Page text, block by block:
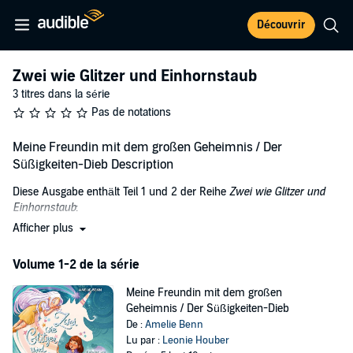
Découvrir
Zwei wie Glitzer und Einhornstaub
3 titres dans la série
Pas de notations
Meine Freundin mit dem großen Geheimnis / Der
Süßigkeiten-Dieb Description
Diese Ausgabe enthält Teil 1 und 2 der Reihe Zwei wie Glitzer und
Einhornstaub:
MEINE FREUNDIN MIT DEM GROSSEN GEHEIMNIS:
Die 9-jährige Merle kann ihr Glück kaum fassen, als Luhna ins
beste Freundin. Was Merle jedoch nicht ahnt: Luhna ist nicht nur
total cool, frech und liebt Zuckerwatte - sie hat auch ein großes
Geheimnis! Immer bei Vollmond verwandelt sie sich in ein Einhorn
und hilft magischen Wesen, die in Schwierigkeiten stecken.
Afficher plus
Volume 1-2 de la série
Meine Freundin mit dem großen
Geheimnis / Der Süßigkeiten-Dieb
De :Amelie Benn
Lu par : Leonie Houber